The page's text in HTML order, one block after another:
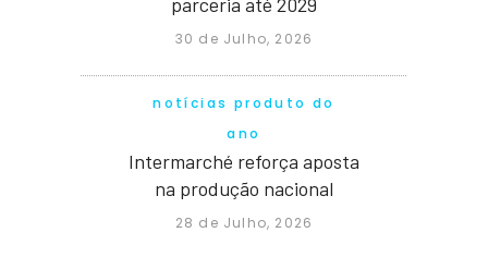
30 de Julho, 2026
notícias produto do
ano
Intermarché reforça aposta
na produção nacional
28 de Julho, 2026